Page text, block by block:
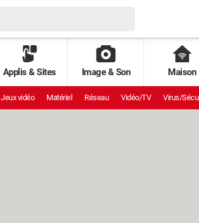
Applis & Sites Image & Son Maison
Jeux vidéo Matériel Réseau Vidéo/TV Virus/